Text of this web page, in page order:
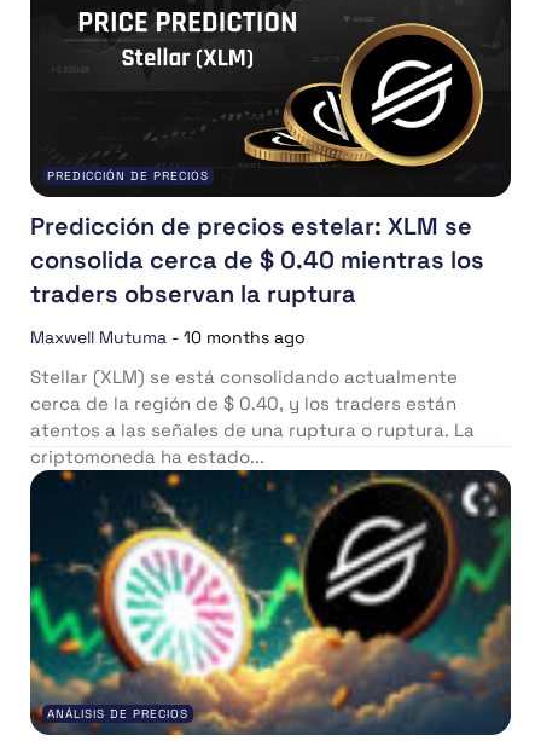
PREDICCIÓN DE PRECIOS
Predicción de precios estelar: XLM se
consolida cerca de $ 0.40 mientras los
traders observan la ruptura
Maxwell Mutuma - 10 months ago
Stellar (XLM) se está consolidando actualmente
cerca de la región de $ 0.40, y los traders están
atentos a las señales de una ruptura o ruptura. La
criptomoneda ha estado...
ANÁLISIS DE PRECIOS